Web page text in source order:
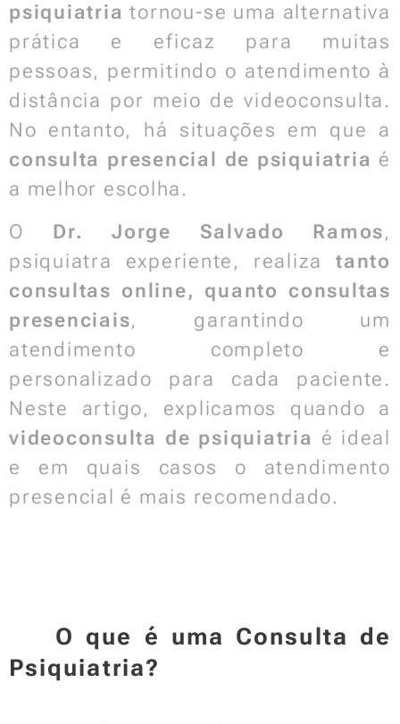
psiquiatria tornou-se uma alternativa
prática e eficaz para muitas
pessoas, permitindo o atendimento à
distância por meio de videoconsulta.
No entanto, há situações em que a
consulta presencial de psiquiatria é
a melhor escolha.
O Dr. Jorge Salvado Ramos,
psiquiatra experiente, realizatanto
consultas online, quanto consultas
presenciais, garantindo um
atendimento completo e
personalizado para cada paciente.
Neste artigo, explicamos quando a
videoconsulta de psiquiatria é ideal
e em quais casos o atendimento
presencial é mais recomendado.
📌 O que é uma Consulta de
Psiquiatria?